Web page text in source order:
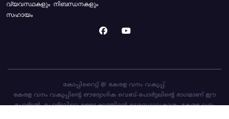
വ്യവസ്ഥകളും നിബന്ധനകളും
സഹായം
കോപ്പിറൈറ്റ് @ കേരള വനം വകുപ്പ്.
കേരള വനം വകുപ്പിന്റെ ഔദ്യോഗിക വെബ്-പോർട്ടലിന്റെ ഭാഗമാണ് ഈ
പോർട്ടൽ. പോർട്ടലിലെ ഉള്ളടക്കത്തിന്റെ ഉടമസ്ഥാവകാശം കേരള വനം